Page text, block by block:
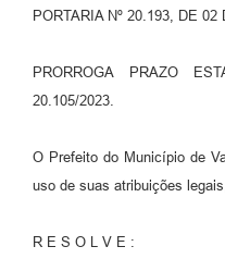
PORTARIA Nº 20.193, DE
PRORROGA PRAZO
20.105/2023.
O Prefeito do Município de
uso de suas atribuições
R E S O L V E :